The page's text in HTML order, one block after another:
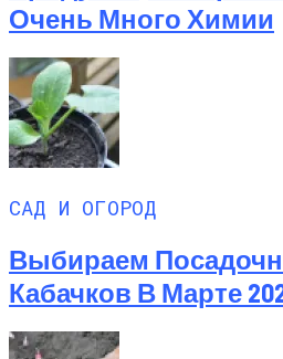
Очень Много Химии
САД И ОГОРОД
Выбираем
Кабачков В Марте